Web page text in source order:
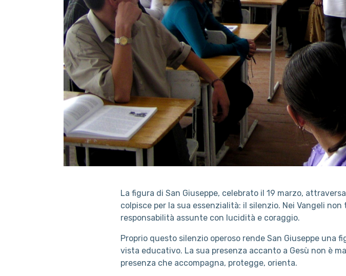
La figura di San Giuseppe, celebrato il 19 marzo,
colpisce per la sua essenzialità: il silenzio. Nei Vangeli
responsabilità assunte con lucidità e coraggio.
Proprio questo silenzio operoso rende San Giuseppe
vista educativo. La sua presenza accanto a Gesù non è
presenza che accompagna, protegge, orienta.